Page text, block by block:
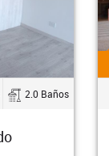
0.0 Baños